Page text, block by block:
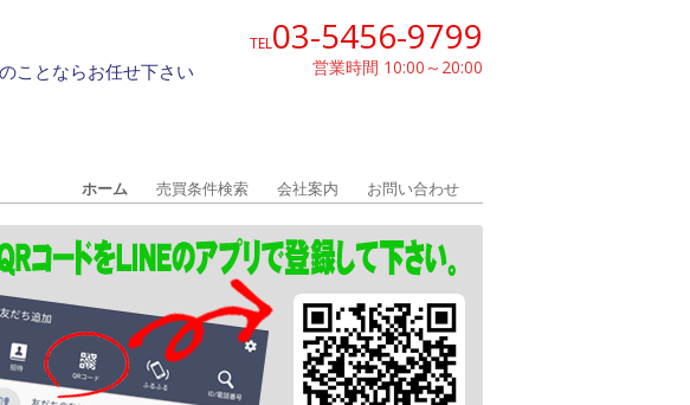
ことならお任せ下さい 営業時間 10:00～20:00
TEL03-5456-9799
ホーム 売買条件検索 会社案内 お問い合わせ